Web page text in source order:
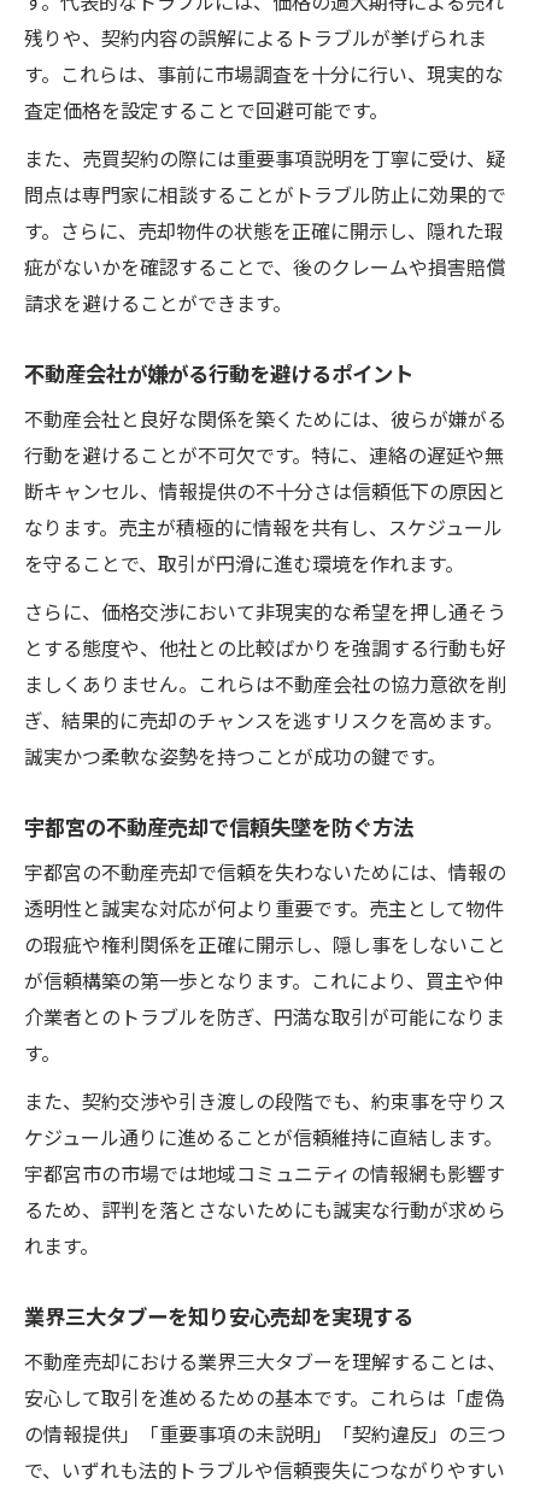
残りや、契約内容の誤解によるトラブルが挙げられま
す。これらは、事前に市場調査を十分に行い、現実的な
査定価格を設定することで回避可能です。
また、売買契約の際には重要事項説明を丁寧に受け、疑
問点は専門家に相談することがトラブル防止に効果的で
す。さらに、売却物件の状態を正確に開示し、隠れた瑕
疵がないかを確認することで、後のクレームや損害賠償
請求を避けることができます。
不動産会社が嫌がる行動を避けるポイント
不動産会社と良好な関係を築くためには、彼らが嫌がる
行動を避けることが不可欠です。特に、連絡の遅延や無
断キャンセル、情報提供の不十分さは信頼低下の原因と
なります。売主が積極的に情報を共有し、スケジュール
を守ることで、取引が円滑に進む環境を作れます。
さらに、価格交渉において非現実的な希望を押し通そう
とする態度や、他社との比較ばかりを強調する行動も好
ましくありません。これらは不動産会社の協力意欲を削
ぎ、結果的に売却のチャンスを逃すリスクを高めます。
誠実かつ柔軟な姿勢を持つことが成功の鍵です。
宇都宮の不動産売却で信頼失墜を防ぐ方法
宇都宮の不動産売却で信頼を失わないためには、情報の
透明性と誠実な対応が何より重要です。売主として物件
の瑕疵や権利関係を正確に開示し、隠し事をしないこと
が信頼構築の第一歩となります。これにより、買主や仲
介業者とのトラブルを防ぎ、円満な取引が可能になりま
す。
また、契約交渉や引き渡しの段階でも、約束事を守りス
ケジュール通りに進めることが信頼維持に直結します。
宇都宮市の市場では地域コミュニティの情報網も影響す
るため、評判を落とさないためにも誠実な行動が求めら
れます。
業界三大タブーを知り安心売却を実現する
不動産売却における業界三大タブーを理解することは、
安心して取引を進めるための基本です。これらは「虚偽
の情報提供」「重要事項の未説明」「契約違反」の三つ
で、いずれも法的トラブルや信頼喪失につながりやすい